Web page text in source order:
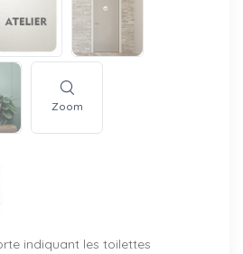
Zoom
indiquant les toilettes